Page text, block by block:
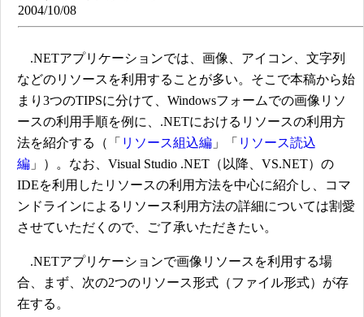
2004/10/08
.NETアプリケーションでは、画像、アイコン、文字列
などのリソースを利用することが多い。そこで本稿から始
まり3つのTIPSに分けて、Windowsフォームでの画像リソ
ースの利用手順を例に、.NETにおけるリソースの利用方
法を紹介する（「 リソース組込編 」「 リソース読込
編 」）。なお、Visual Studio .NET（以降、VS.NET）の
IDEを利用したリソースの利用方法を中心に紹介し、コマ
ンドラインによるリソース利用方法の詳細については割愛
させていただくので、ご了承いただきたい。
.NETアプリケーションで画像リソースを利用する場
合、まず、次の2つのリソース形式（ファイル形式）が存
在する。